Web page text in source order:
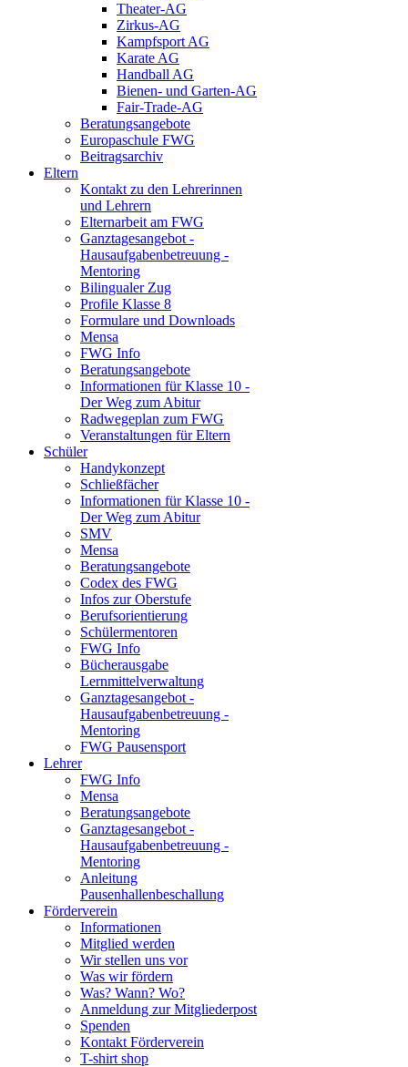
Theater-AG
Zirkus-AG
Kampfsport AG
Karate AG
Handball AG
Bienen- und Garten-AG
Fair-Trade-AG
Beratungsangebote
Europaschule FWG
Beitragsarchiv
Eltern
Kontakt zu den Lehrerinnen
und Lehrern
Elternarbeit am FWG
Ganztagesangebot -
Hausaufgabenbetreuung -
Mentoring
Bilingualer Zug
Profile Klasse 8
Formulare und Downloads
Mensa
FWG Info
Beratungsangebote
Informationen für Klasse 10 -
Der Weg zum Abitur
Radwegeplan zum FWG
Veranstaltungen für Eltern
Schüler
Handykonzept
Schließfächer
Informationen für Klasse 10 -
Der Weg zum Abitur
SMV
Mensa
Beratungsangebote
Codex des FWG
Infos zur Oberstufe
Berufsorientierung
Schülermentoren
FWG Info
Bücherausgabe
Lernmittelverwaltung
Ganztagesangebot -
Hausaufgabenbetreuung -
Mentoring
FWG Pausensport
Lehrer
FWG Info
Mensa
Beratungsangebote
Ganztagesangebot -
Hausaufgabenbetreuung -
Mentoring
Anleitung
Pausenhallenbeschallung
Förderverein
Informationen
Mitglied werden
Wir stellen uns vor
Was wir fördern
Was? Wann? Wo?
Anmeldung zur Mitgliederpost
Spenden
Kontakt Förderverein
T-shirt shop